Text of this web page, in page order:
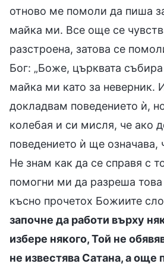
отново ме помоли да пиша
майка ми. Все още се
разстроена, затова се
Бог: „Боже, църквата
майка ми като за неверник.
докладвам поведението ѝ,
колебая и си мисля, че ако
поведението ѝ ще означава,
Не знам как да се справя с
помогни ми да разреша това
късно прочетох Божиите
започне да работи върху
избере някого, Той не
не известява Сатана, а още